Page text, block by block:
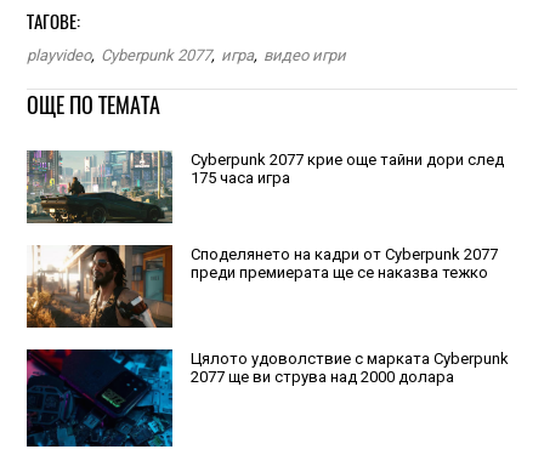
ТАГОВЕ:
playvideo, Cyberpunk 2077, игра, видео игри
ОЩЕ ПО ТЕМАТА
Cyberpunk 2077 крие още тайни дори след
175 часа игра
Споделянето на кадри от Cyberpunk 2077
преди премиерата ще се наказва тежко
Цялото удоволствие с марката Cyberpunk
2077 ще ви струва над 2000 долара